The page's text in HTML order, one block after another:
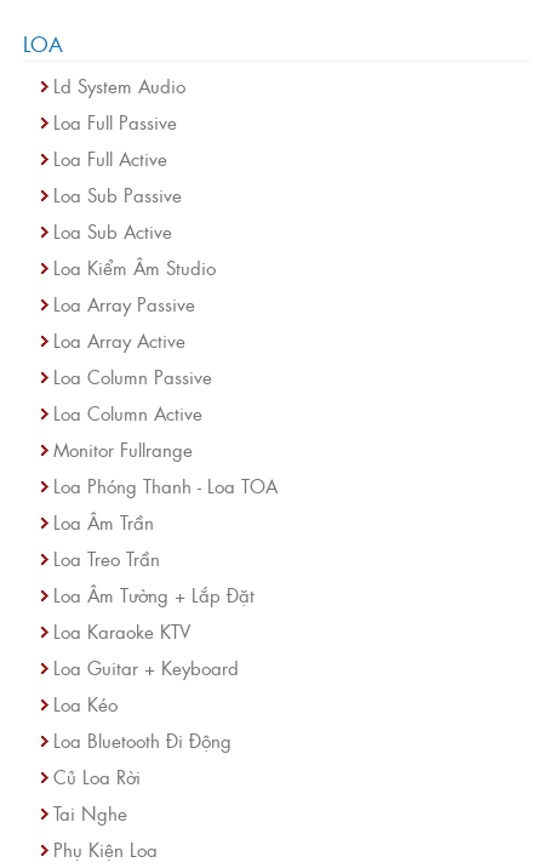
LOA
Ld System Audio
Loa Full Passive
Loa Full Active
Loa Sub Passive
Loa Sub Active
Loa Kiểm Âm Studio
Loa Array Passive
Loa Array Active
Loa Column Passive
Loa Column Active
Monitor Fullrange
Loa Phóng Thanh - Loa TOA
Loa Âm Trần
Loa Treo Trần
Loa Âm Tường + Lắp Đặt
Loa Karaoke KTV
Loa Guitar + Keyboard
Loa Kéo
Loa Bluetooth Đi Động
Củ Loa Rời
Tai Nghe
Phụ Kiện Loa